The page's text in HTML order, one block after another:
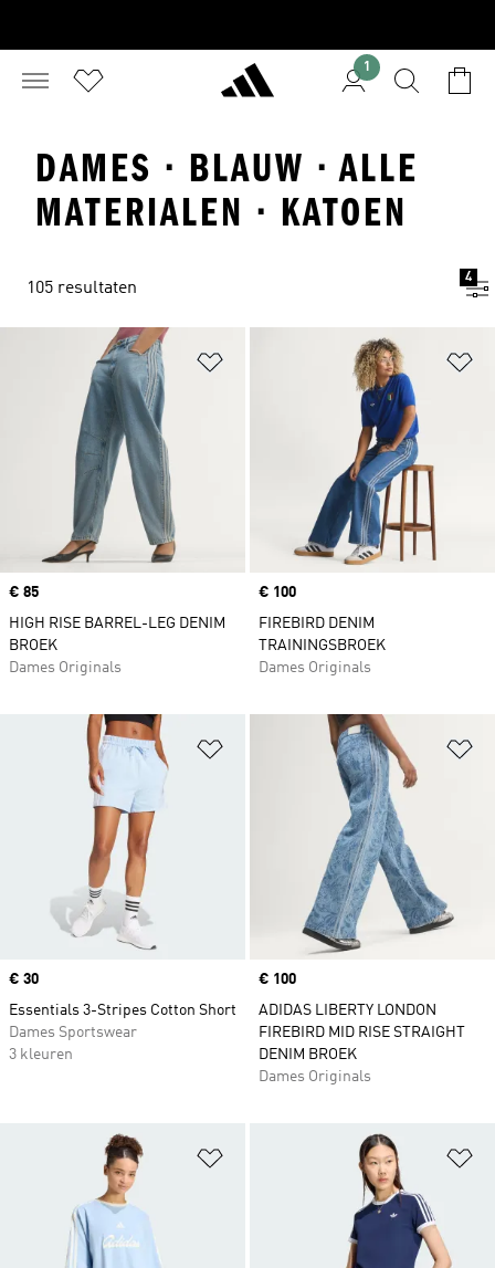
1
DAMES · BLAUW · ALLE
MATERIALEN · KATOEN
105 resultaten
4
Op verlanglijst zetten
Price
€ 85
HIGH RISE BARREL-LEG DENIM
BROEK
Dames Originals
Price
€ 100
FIREBIRD DENIM
TRAININGSBROEK
Dames Originals
Op verlanglijst zetten
Price
€ 30
Essentials 3-Stripes Cotton Short
Dames Sportswear
3 kleuren
Price
€ 100
ADIDAS LIBERTY LONDON
FIREBIRD MID RISE STRAIGHT
DENIM BROEK
Dames Originals
Op verlanglijst zetten